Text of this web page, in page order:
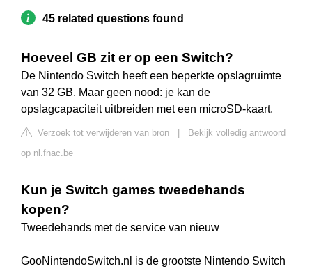
45 related questions found
Hoeveel GB zit er op een Switch?
De Nintendo Switch heeft een beperkte opslagruimte
van 32 GB. Maar geen nood: je kan de
opslagcapaciteit uitbreiden met een microSD-kaart.
Verzoek tot verwijderen van bron
Bekijk volledig antwoord
op nl.fnac.be
Kun je Switch games tweedehands
kopen?
Tweedehands met de service van nieuw
GooNintendoSwitch.nl is de grootste Nintendo Switch